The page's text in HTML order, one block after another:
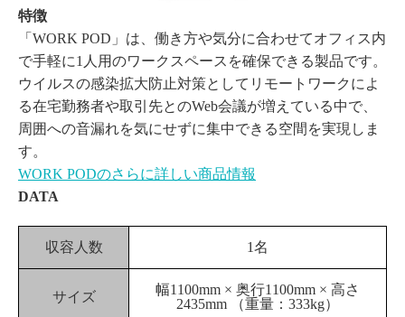
特徴
「WORK POD」は、働き方や気分に合わせてオフィス内
で手軽に1人用のワークスペースを確保できる製品です。
ウイルスの感染拡大防止対策としてリモートワークによ
る在宅勤務者や取引先とのWeb会議が増えている中で、
周囲への音漏れを気にせずに集中できる空間を実現しま
す。
WORK PODのさらに詳しい商品情報
DATA
収容人数 1名
サイズ
幅1100mm × 奥行1100mm × 高さ
2435mm （重量：333kg）